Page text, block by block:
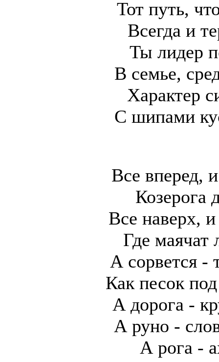
Тот путь,
Всегда и
Ты лидер
В семье,
Характер
С шипами
Все вперед,
Козерога
Все наверх,
Где маячат
А сорвется -
Как песок
А дорога -
А руно -
А рога -